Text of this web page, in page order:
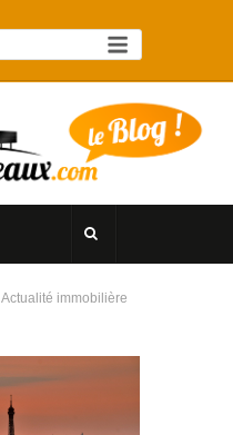
Actualité immobilière